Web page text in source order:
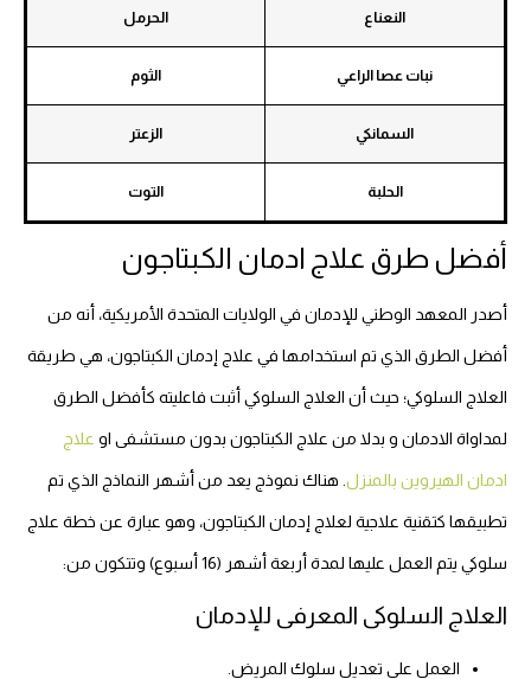
النعناع الحرمل
نبات عصا الراعي الثوم
السمانكي الزعتر
الحلبة التوت
أفضل طرق علاج ادمان الكبتاجون
أصدر المعهد الوطني للإدمان في الولايات المتحدة الأمريكية، أنه من
أفضل الطرق الذي تم استخدامها في علاج إدمان الكبتاجون، هي طريقة
العلاج السلوكي؛ حيث أن العلاج السلوكي أثبت فاعليته كأفضل الطرق
لمداواة الادمان و بدلا من علاج الكبتاجون بدون مستشفى او علاج
ادمان الهيروين بالمنزل . هناك نموذج يعد من أشهر النماذج الذي تم
تطبيقها كتقنية علاجية لعلاج إدمان الكبتاجون، وهو عبارة عن خطة علاج
سلوكي يتم العمل عليها لمدة أربعة أشهر (16 أسبوع) وتتكون من:
العلاج السلوكى المعرفى للإدمان
العمل على تعديل سلوك المريض.